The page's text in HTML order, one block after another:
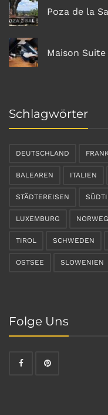
Poza de la
Maison
Schlagwörter
DEUTSCHLAND
BALEAREN ITALIEN
STÄDTEREISEN
LUXEMBURG
TIROL SCHWEDEN
OSTSEE SLOWENIEN
Folge Uns